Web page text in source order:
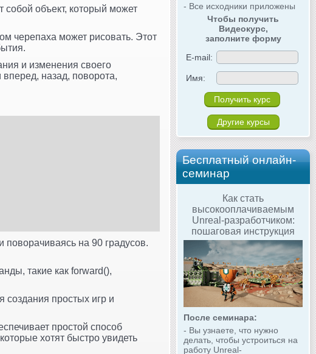
- Все исходники приложены
Чтобы получить
Видеокурс,
заполните форму
E-mail:
Имя:
Другие курсы
Бесплатный онлайн-
семинар
Как стать
высокооплачиваемым
Unreal-разработчиком:
пошаговая инструкция
После семинара:
- Вы узнаете, что нужно
делать, чтобы устроиться на
работу Unreal-
собой объект, который может
черепаха может рисовать. Этот
и изменения своего
назад, поворота,
поворачиваясь на 90 градусов.
такие как forward(),
создания простых игр и
простой способ
хотят быстро увидеть